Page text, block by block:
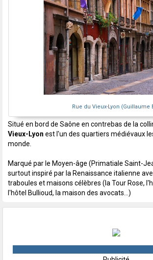
Rue du Vieux-Lyon (Guillaume
Situé en bord de Saône en contrebas de la
Vieux-Lyon est l'un des quartiers médiévaux
monde.
Marqué par le Moyen-âge (Primatiale Saint-
surtout inspiré par la Renaissance italienne
traboules et maisons célèbres (la Tour Rose,
l'hôtel Bullioud, la maison des avocats...)